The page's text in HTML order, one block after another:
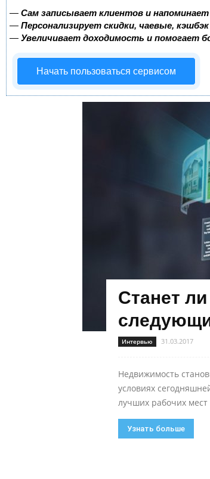
— Сам записывает клиентов и
— Персонализирует скидки, чаевые,
— Увеличивает доходимость и помогает
Начать пользоваться сервисом
Станет
Интервью 31.03.2017
Недвижимость
условиях
лучших рабочих мест
Узнать больше